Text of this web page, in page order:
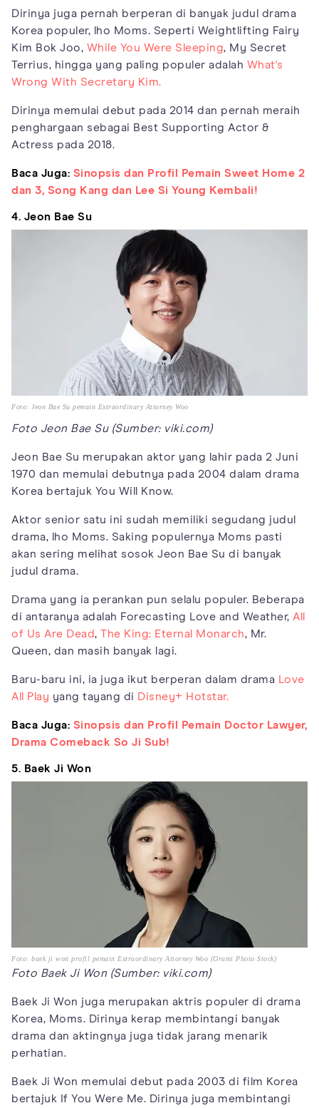
Dirinya juga pernah berperan di banyak judul drama
Korea populer, lho Moms. Seperti Weightlifting Fairy
Kim Bok Joo, While You Were Sleeping, My Secret
Terrius, hingga yang paling populer adalah What's
Wrong With Secretary Kim.
Dirinya memulai debut pada 2014 dan pernah meraih
penghargaan sebagai Best Supporting Actor &
Actress pada 2018.
Baca Juga: Sinopsis dan Profil Pemain Sweet Home 2
dan 3, Song Kang dan Lee Si Young Kembali!
4. Jeon Bae Su
Foto: Jeon Bae Su pemain Extraordinary Attorney Woo
Foto Jeon Bae Su (Sumber: viki.com)
Jeon Bae Su merupakan aktor yang lahir pada 2 Juni
1970 dan memulai debutnya pada 2004 dalam drama
Korea bertajuk You Will Know.
Aktor senior satu ini sudah memiliki segudang judul
drama, lho Moms. Saking populernya Moms pasti
akan sering melihat sosok Jeon Bae Su di banyak
judul drama.
Drama yang ia perankan pun selalu populer. Beberapa
di antaranya adalah Forecasting Love and Weather, All
of Us Are Dead, The King: Eternal Monarch, Mr.
Queen, dan masih banyak lagi.
Baru-baru ini, ia juga ikut berperan dalam drama Love
All Play yang tayang di Disney+ Hotstar.
Baca Juga: Sinopsis dan Profil Pemain Doctor Lawyer,
Drama Comeback So Ji Sub!
5. Baek Ji Won
Foto: baek ji won profil pemain Extraordinary Attorney Woo (Orami Photo Stock)
Foto Baek Ji Won (Sumber: viki.com)
Baek Ji Won juga merupakan aktris populer di drama
Korea, Moms. Dirinya kerap membintangi banyak
drama dan aktingnya juga tidak jarang menarik
perhatian.
Baek Ji Won memulai debut pada 2003 di film Korea
bertajuk If You Were Me. Dirinya juga membintangi